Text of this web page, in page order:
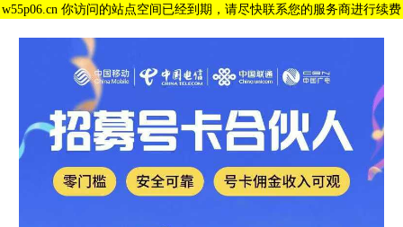
w55p06.cn 你访问的站点空间已经到期，请尽快联系您的服务商进行续费